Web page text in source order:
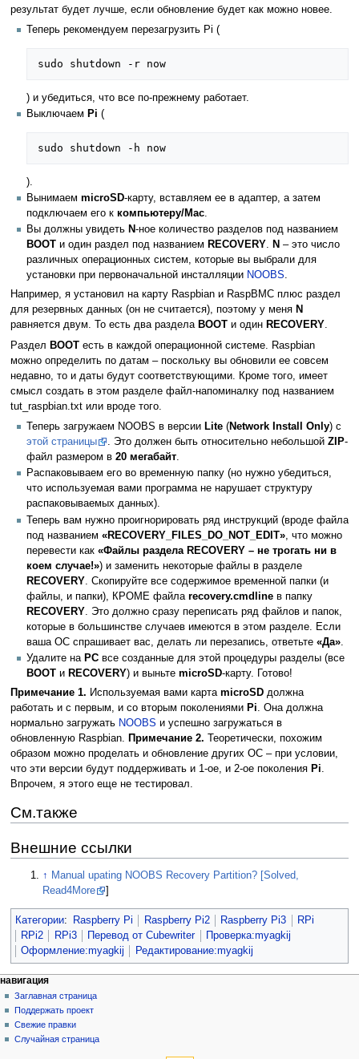
результат будет лучше, если обновление будет как можно новее.
Теперь рекомендуем перезагрузить Pi (
sudo shutdown -r now
) и убедиться, что все по-прежнему работает.
Выключаем Pi (
sudo shutdown -h now
).
Вынимаем microSD-карту, вставляем ее в адаптер, а затем
подключаем его к компьютеру/Mac.
Вы должны увидеть N-ное количество разделов под названием
BOOT и один раздел под названием RECOVERY. N – это число
различных операционных систем, которые вы выбрали для
установки при первоначальной инсталляции NOOBS.
Например, я установил на карту Raspbian и RaspBMC плюс раздел
для резервных данных (он не считается), поэтому у меня N
равняется двум. То есть два раздела BOOTи один RECOVERY.
Раздел BOOTесть в каждой операционной системе. Raspbian
можно определить по датам – поскольку вы обновили ее совсем
недавно, то и даты будут соответствующими. Кроме того, имеет
смысл создать в этом разделе файл-напоминалку под названием
tut_raspbian.txt или вроде того.
Теперь загружаем NOOBS в версии Lite (Network Install Only) с
этой страницы
. Это должен быть относительно небольшой ZIP-
файл размером в 20 мегабайт.
Распаковываем его во временную папку (но нужно убедиться,
что используемая вами программа не нарушает структуру
распаковываемых данных).
Теперь вам нужно проигнорировать ряд инструкций (вроде файла
под названием «RECOVERY_FILES_DO_NOT_EDIT» , что можно
перевести как «Файлы раздела RECOVERY – не трогать ни в
коем случае!») и заменить некоторые файлы в разделе
RECOVERY . Скопируйте все содержимое временной папки (и
файлы, и папки), КРОМЕ файла recovery.cmdline в папку
RECOVERY . Это должно сразу переписать ряд файлов и папок,
которые в большинстве случаев имеются в этом разделе. Если
ваша ОС спрашивает вас, делать ли перезапись, ответьте «Да»
Удалите на PC все созданные для этой процедуры разделы (все
BOOT и RECOVERY) и выньте microSD-карту. Готово!
Примечание 1. Используемая вами карта microSDдолжна
работать и с первым, и со вторым поколениями Pi. Она должна
нормально загружать NOOBS и успешно загружаться в
обновленную Raspbian. Примечание 2. Теоретически, похожим
образом можно проделать и обновление других ОС – при условии,
что эти версии будут поддерживать и 1-ое, и 2-ое поколения Pi.
Впрочем, я этого еще не тестировал.
См.также
Внешние ссылки
↑ Manual upating NOOBS Recovery Partition? [Solved,
Read4More
]
Категории: Raspberry Pi Raspberry Pi2 Raspberry Pi3
RPi
RPi2
RPi3 Перевод от Сubewriter
Проверка:myagkij
Оформление:myagkij
Редактирование:myagkij
навигация
Заглавная страница
Поддержать проект
Свежие правки
Случайная страница